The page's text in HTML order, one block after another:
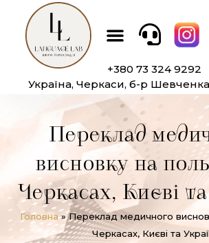
Перейти
вмісту
Меню
+380 73 324 9292
Україна, Черкаси, б-р
Переклад
висновку на
Черкасах, Києві
Головна»Переклад медичного
Черкасах, Києві та